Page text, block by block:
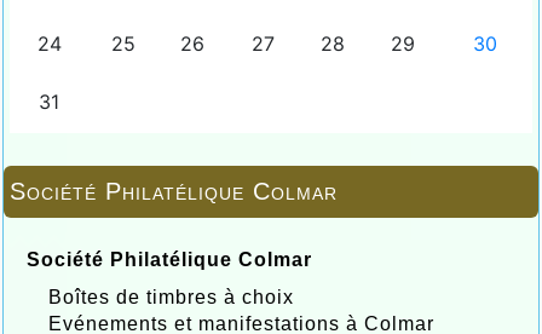
Société Philatélique Colmar
Société Philatélique Colmar
Boîtes de timbres à choix
Evénements et manifestations à Colmar